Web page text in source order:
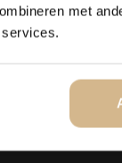
met
mit
ist, ist es